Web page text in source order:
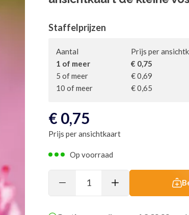
Staffelprijzen
Aantal
Prijs per
1 of meer
€ 0,75
5 of meer
€ 0,69
10 of meer
€ 0,65
€ 0,75
Prijs per ansichtkaart
Op voorraad